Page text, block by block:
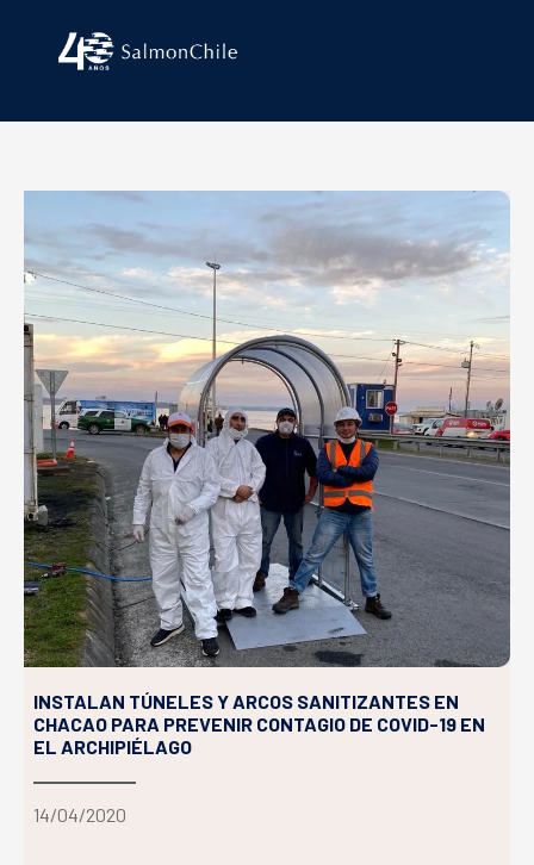
INSTALAN TÚNELES Y ARCOS SANITIZANTES EN
CHACAO PARA PREVENIR CONTAGIO DE COVID-19 EN
EL ARCHIPIÉLAGO
14/04/2020